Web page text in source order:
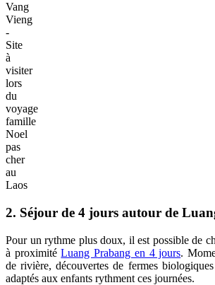
Vang
Vieng
-
Site
à
visiter
lors
du
voyage
famille
Noel
pas
cher
au
Laos
2. Séjour de 4 jours autour de
Pour un rythme plus doux, il est possible de
à proximitéLuang Prabang en 4 jours.
de rivière, découvertes de fermes
adaptés aux enfants rythment ces journées.